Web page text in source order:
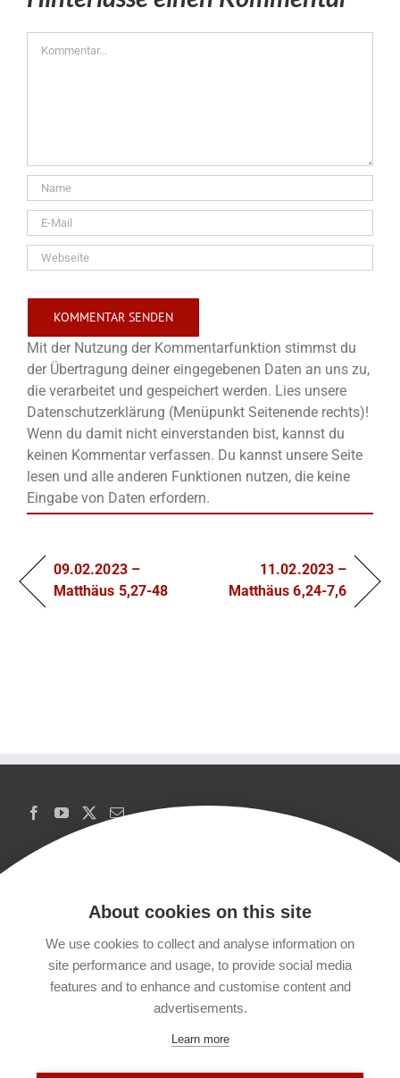
Mit der Nutzung der Kommentarfunktion stimmst du
der Übertragung deiner eingegebenen Daten an uns zu,
die verarbeitet und gespeichert werden. Lies unsere
Datenschutzerklärung (Menüpunkt Seitenende rechts)!
Wenn du damit nicht einverstanden bist, kannst du
keinen Kommentar verfassen. Du kannst unsere Seite
lesen und alle anderen Funktionen nutzen, die keine
Eingabe von Daten erfordern.
09.02.2023 –
Matthäus 5,27-48
11.02.2023 –
Matthäus 6,24-7,6
Copyrights
Datenschutzerklärung
Kontakt
About cookies on this site
We use cookies to collect and analyse information on
site performance and usage, to provide social media
features and to enhance and customise content and
advertisements.
Learn more